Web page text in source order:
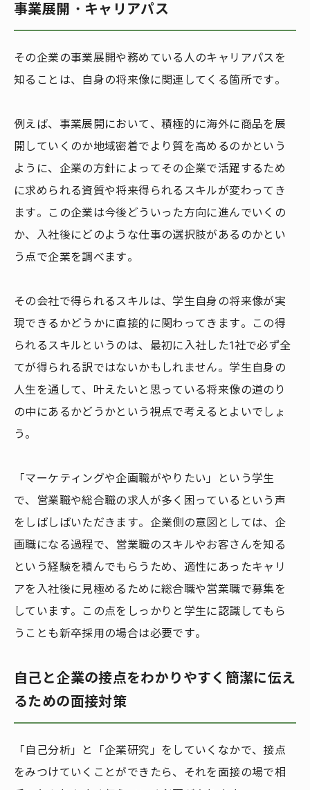
事業展開・キャリアパス
その企業の事業展開や務めている人のキャリアパスを
知ることは、自身の将来像に関連してくる箇所です。
例えば、事業展開において、積極的に海外に商品を展
開していくのか地域密着でより質を高めるのかという
ように、企業の方針によってその企業で活躍するため
に求められる資質や将来得られるスキルが変わってき
ます。この企業は今後どういった方向に進んでいくの
か、入社後にどのような仕事の選択肢があるのかとい
う点で企業を調べます。
その会社で得られるスキルは、学生自身の将来像が実
現できるかどうかに直接的に関わってきます。この得
られるスキルというのは、最初に入社した1社で必ず全
てが得られる訳ではないかもしれません。学生自身の
人生を通して、叶えたいと思っている将来像の道のり
の中にあるかどうかという視点で考えるとよいでしょ
う。
「マーケティングや企画職がやりたい」という学生
で、営業職や総合職の求人が多く困っているという声
をしばしばいただきます。企業側の意図としては、企
画職になる過程で、営業職のスキルやお客さんを知る
という経験を積んでもらうため、適性にあったキャリ
アを入社後に見極めるために総合職や営業職で募集を
しています。この点をしっかりと学生に認識してもら
うことも新卒採用の場合は必要です。
自己と企業の接点をわかりやすく簡潔に伝え
るための面接対策
「自己分析」と「企業研究」をしていくなかで、接点
をみつけていくことができたら、それを面接の場で相